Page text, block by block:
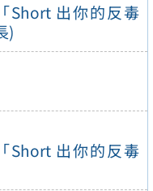
Short 出你的反毒
)
Short 出你的反毒